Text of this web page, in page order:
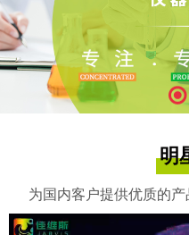
明
为国内客户提供优质的